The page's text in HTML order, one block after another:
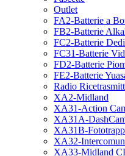
Outlet
FA2-Batterie a
FB2-Batterie
FC2-Batterie
FC31-Batterie
FD2-Batterie
FE2-Batterie
Radio
XA2-Midland
XA31-Action
XA31A-
XA31B-
XA32-
XA33-Midland